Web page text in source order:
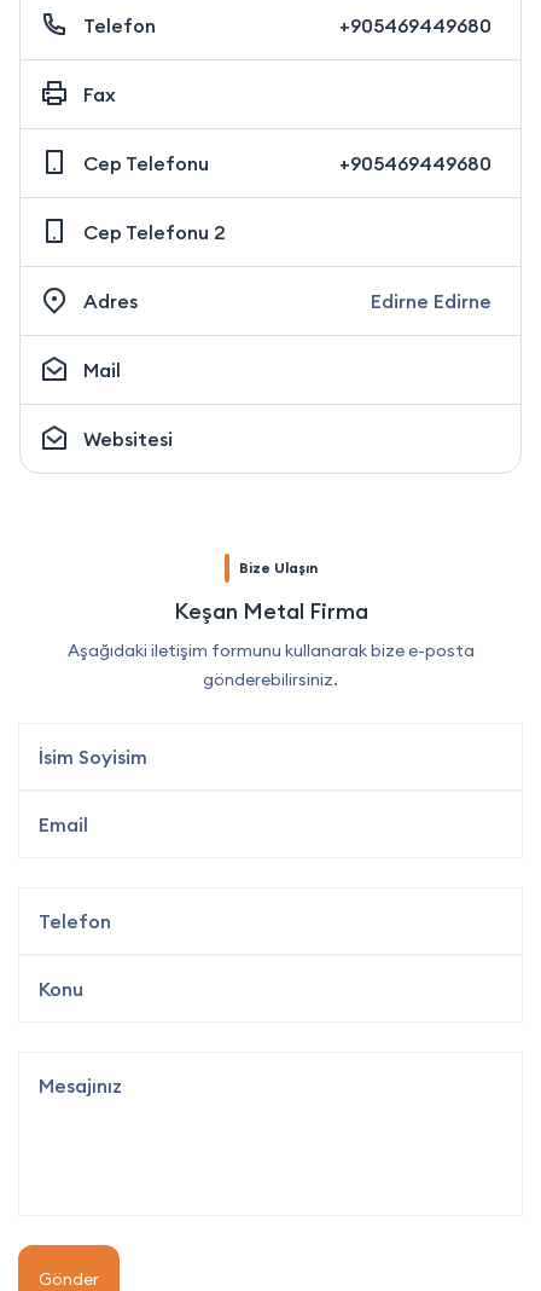
Telefon +905469449680
Fax
Cep Telefonu +905469449680
Cep Telefonu 2
Adres Edirne Edirne
Mail
Websitesi
Bize Ulaşın
Keşan Metal Firma
Aşağıdaki iletişim formunu kullanarak bize e-posta
gönderebilirsiniz.
Gönder